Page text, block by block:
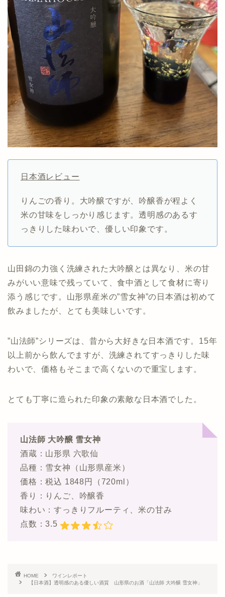
日本酒レビュー
りんごの香り。大吟醸ですが、吟醸香が程よく
米の甘味をしっかり感じます。透明感のあるす
っきりした味わいで、優しい印象です。
山田錦の力強く洗練された大吟醸とは異なり、米の甘
みがいい意味で残っていて、食中酒として食材に寄り
添う感じです。山形県産米の”雪女神”の日本酒は初めて
飲みましたが、とても美味しいです。
”山法師”シリーズは、昔から大好きな日本酒です。15年
以上前から飲んでますが、洗練されてすっきりした味
わいで、価格もそこまで高くないので重宝します。
とても丁寧に造られた印象の素敵な日本酒でした。
山法師 大吟醸 雪女神
酒蔵：山形県 六歌仙
品種：雪女神（山形県産米）
価格：税込 1848円（720ml）
香り：りんご、吟醸香
味わい：すっきりフルーティ、米の甘み
点数：3.5
HOME
ワインレポート
【日本酒】透明感のある優しい酒質 山形県のお酒「山法師 大吟醸 雪女神」